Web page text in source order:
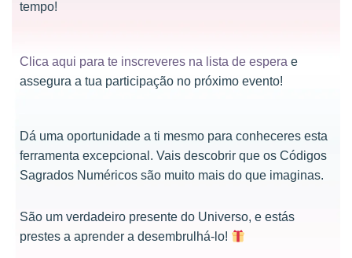
tempo!
Clica aqui para te inscreveres na lista de espera e
assegura a tua participação no próximo evento!
Dá uma oportunidade a ti mesmo para conheceres esta
ferramenta excepcional. Vais descobrir que os Códigos
Sagrados Numéricos são muito mais do que imaginas.
São um verdadeiro presente do Universo, e estás
prestes a aprender a desembrulhá-lo!